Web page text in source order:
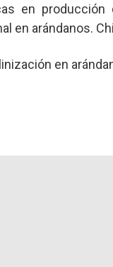
en
en arándanos.
en